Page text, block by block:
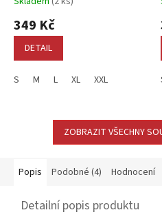
349 Kč
DETAIL
S M L XL XXL
ZOBRAZIT VŠECHNY
Popis Podobné (4) Hodnocení
Detailní popis produktu